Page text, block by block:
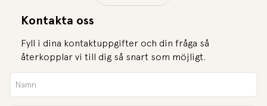
Kontakta oss
Fyll i dina kontaktuppgifter och din fråga så
återkopplar vi till dig så snart som möjligt.